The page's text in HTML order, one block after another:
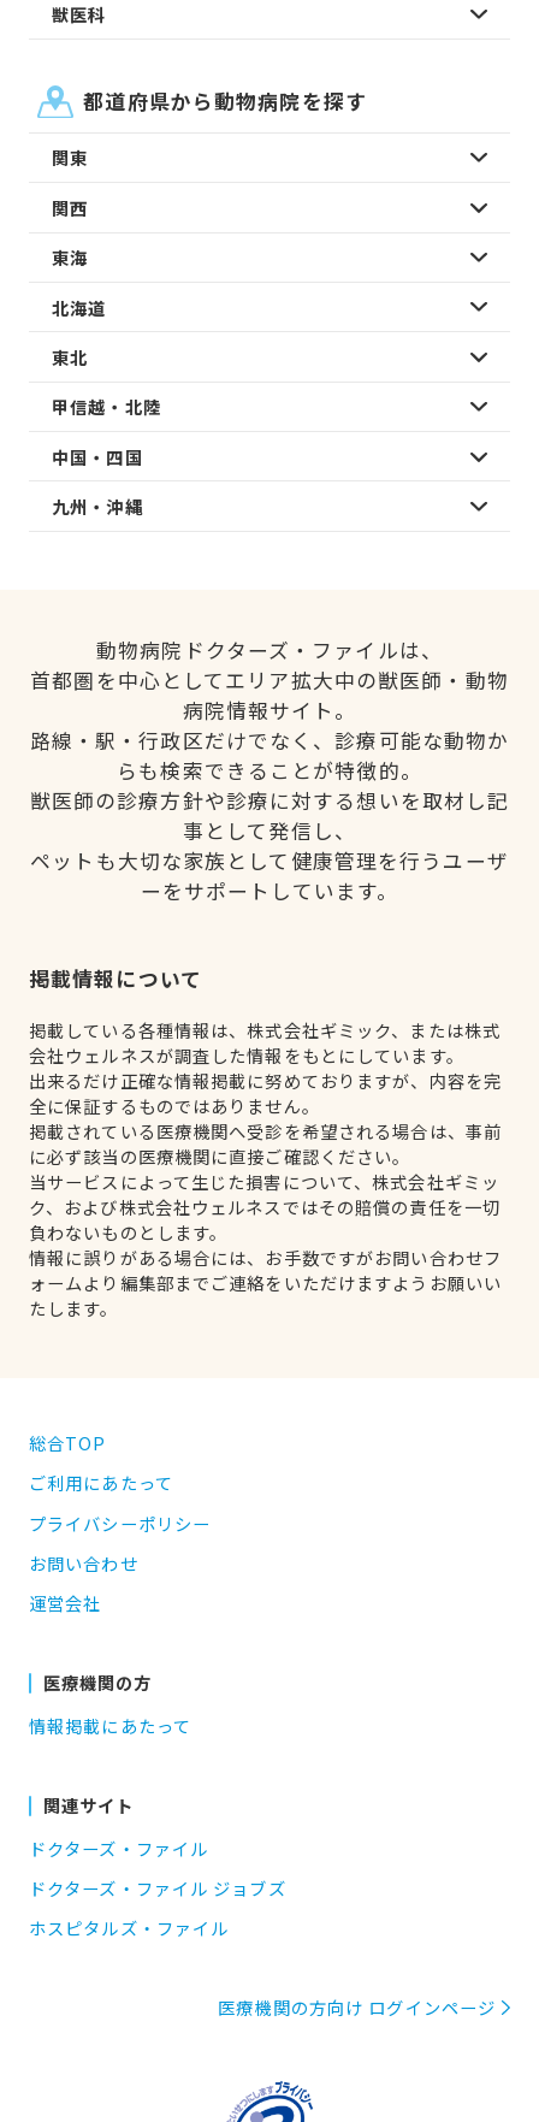
獣医科
都道府県から動物病院を探す
関東
関西
東海
北海道
東北
甲信越・北陸
中国・四国
九州・沖縄
動物病院ドクターズ・ファイルは、
首都圏を中心としてエリア拡大中の獣医師・動物
病院情報サイト。
路線・駅・行政区だけでなく、診療可能な動物か
らも検索できることが特徴的。
獣医師の診療方針や診療に対する想いを取材し記
事として発信し、
ペットも大切な家族として健康管理を行うユーザ
ーをサポートしています。
掲載情報について
掲載している各種情報は、株式会社ギミック、または株式
会社ウェルネスが調査した情報をもとにしています。
出来るだけ正確な情報掲載に努めておりますが、内容を完
全に保証するものではありません。
掲載されている医療機関へ受診を希望される場合は、事前
に必ず該当の医療機関に直接ご確認ください。
当サービスによって生じた損害について、株式会社ギミッ
ク、および株式会社ウェルネスではその賠償の責任を一切
負わないものとします。
情報に誤りがある場合には、お手数ですがお問い合わせフ
ォームより編集部までご連絡をいただけますようお願いい
たします。
総合TOP
ご利用にあたって
プライバシーポリシー
お問い合わせ
運営会社
医療機関の方
情報掲載にあたって
関連サイト
ドクターズ・ファイル
ドクターズ・ファイル ジョブズ
ホスピタルズ・ファイル
医療機関の方向け ログインページ